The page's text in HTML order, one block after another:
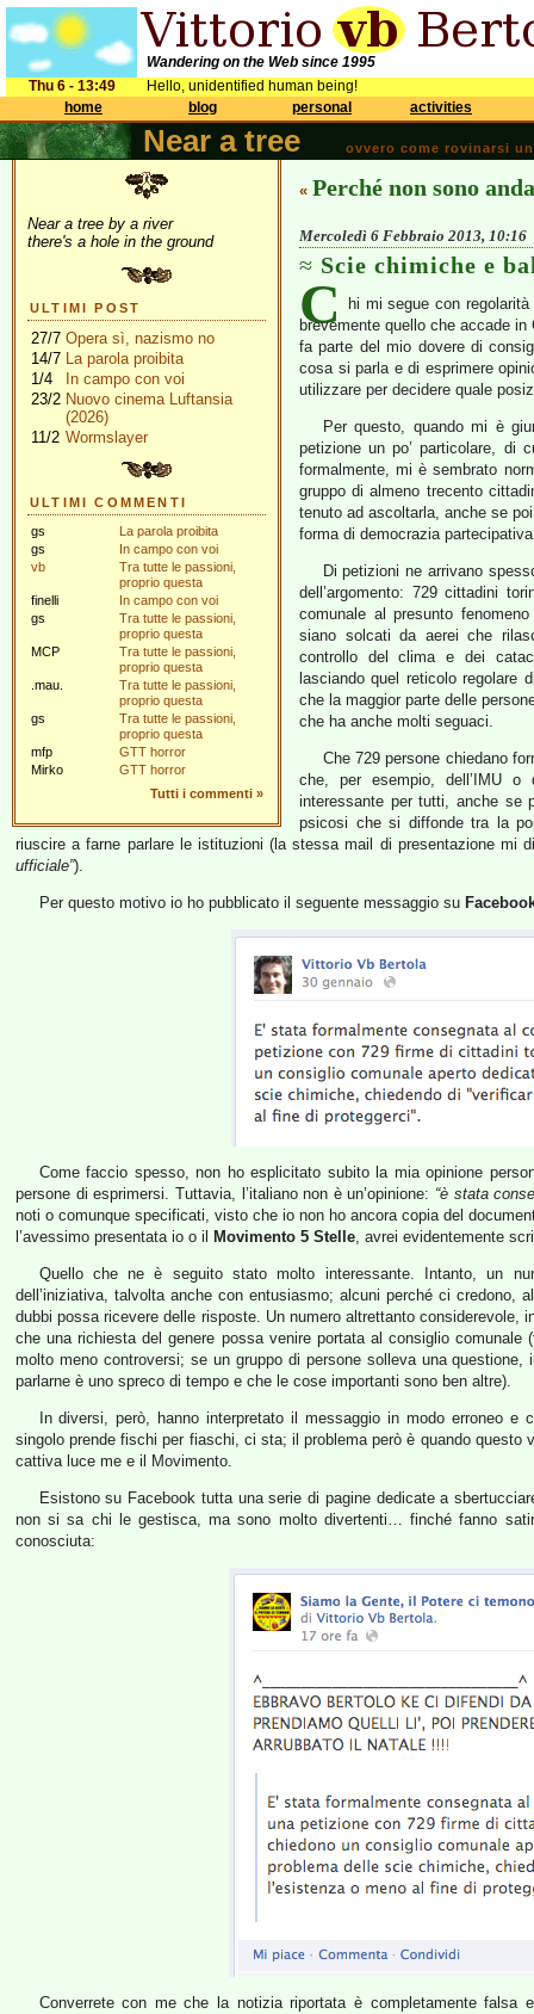
Wandering on the Web since 1995
Thu 6 - 13:49
Hello, unidentified human being!
home
blog personal activities
Near a tree ovvero come rovinarsi
Near a tree by a river
there's a hole in the ground
ULTIMI POST
27/7 Opera sì, nazismo no
14/7 La parola proibita
1/4
In campo con voi
23/2 Nuovo cinema Luftansia
(2026)
11/2 Wormslayer
ULTIMI COMMENTI
gs
La parola proibita
gs
In campo con voi
vb
Tra tutte le passioni,
proprio questa
finelli
In campo con voi
gs
Tra tutte le passioni,
proprio questa
MCP
Tra tutte le passioni,
proprio questa
.mau.
Tra tutte le passioni,
proprio questa
gs
Tra tutte le passioni,
proprio questa
mfp
GTT horror
Mirko
GTT horror
Tutti i commenti »
« Perché non sono
Mercoledì 6 Febbraio 2013, 10:16
Scie chimiche e
C
hi mi segue con
brevemente quello che accade
fa parte del mio dovere di
cosa si parla e di esprimere
utilizzare per decidere quale
Per questo, quando mi è
petizione un po’ particolare, di
formalmente, mi è sembrato
gruppo di almeno trecento
tenuto ad ascoltarla, anche se
forma di democrazia
Di petizioni ne arrivano
dell’argomento: 729 cittadini
comunale al presunto
siano solcati da aerei che
controllo del clima e dei
lasciando quel reticolo
che la maggior parte delle
che ha anche molti seguaci.
Che 729 persone chiedano
che, per esempio, dell’IMU o
interessante per tutti, anche se
psicosi che si diffonde tra la
riuscire a farne parlare le istituzioni (la stessa mail di presentazione mi
ufficiale”).
Per questo motivo io ho pubblicato il seguente messaggio su
Come faccio spesso, non ho esplicitato subito la mia opinione
persone di esprimersi. Tuttavia, l’italiano non è un’opinione: “è stata
noti o comunque specificati, visto che io non ho ancora copia del
l’avessimo presentata io o il
Movimento 5 Stelle, avrei evidentemente
Quello che ne è seguito stato molto interessante. Intanto, un
dell’iniziativa, talvolta anche con entusiasmo; alcuni perché ci credono,
dubbi possa ricevere delle risposte. Un numero altrettanto
che una richiesta del genere possa venire portata al consiglio
molto meno controversi; se un gruppo di persone solleva una
parlarne è uno spreco di tempo e che le cose importanti sono ben altre).
In diversi, però, hanno interpretato il messaggio in modo erroneo
singolo prende fischi per fiaschi, ci sta; il problema però è quando
cattiva luce me e il Movimento.
Esistono su Facebook tutta una serie di pagine dedicate a
non si sa chi le gestisca, ma sono molto divertenti… finché fanno
conosciuta:
Converrete con me che la notizia riportata è completamente